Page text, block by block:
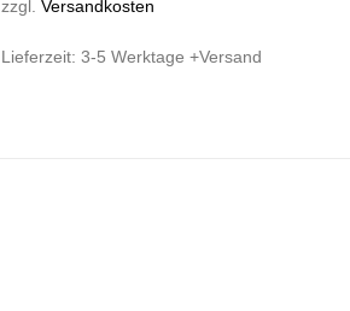
zzgl. Versandkosten
Lieferzeit: 3-5 Werktage +Versand